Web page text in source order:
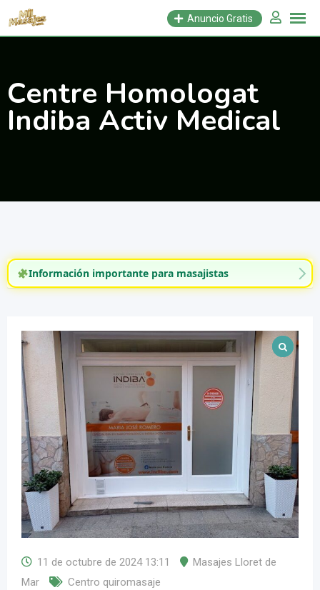
Saltar
Anuncio Gratis
Centre Homologat
Indiba Activ Medical
Información importante para masajistas
11 de octubre de 2024 13:11
Masajes Lloret de
Mar
Centro quiromasaje